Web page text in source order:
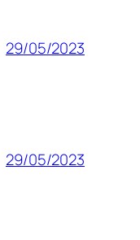
29/05/2023
29/05/2023